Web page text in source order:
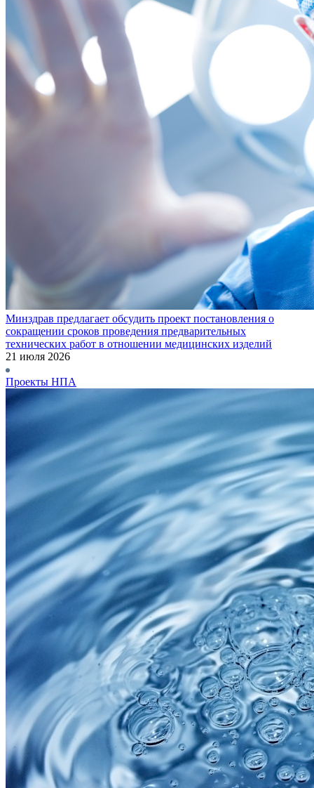
Минздрав предлагает обсудить проект постановления о
сокращении сроков проведения предварительных
технических работ в отношении медицинских изделий
21 июля 2026
Проекты НПА